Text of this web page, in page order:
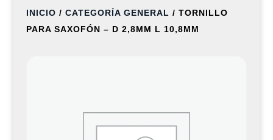
INICIO / CATEGORÍA GENERAL / TORNILLO
PARA SAXOFÓN – D 2,8MM L 10,8MM